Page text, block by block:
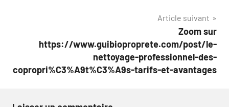
Article suivant
Zoom sur
https://www.guibioproprete.com/post/le-
nettoyage-professionnel-des-
copropri%C3%A9t%C3%A9s-tarifs-et-avantages